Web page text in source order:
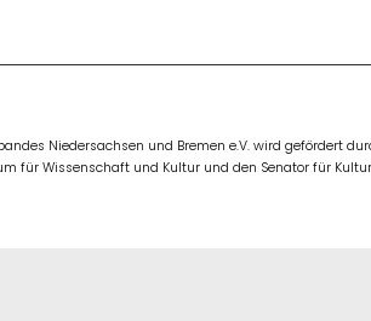
Niedersachsen und Bremen e.V. wird gefördert
für Wissenschaft und Kultur und den Senator für